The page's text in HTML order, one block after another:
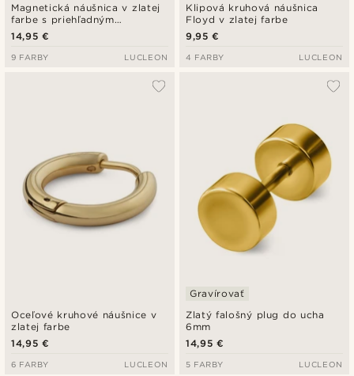
Magnetická náušnica v zlatej
farbe s priehľadným
kryštálom
14,95 €
9 FARBY LUCLEON
Klipová kruhová náušnica
Floyd v zlatej farbe
9,95 €
4 FARBY LUCLEON
Oceľové kruhové náušnice v
zlatej farbe
14,95 €
6 FARBY LUCLEON
Zlatý falošný plug do ucha
6mm
Gravírovať
14,95 €
5 FARBY LUCLEON